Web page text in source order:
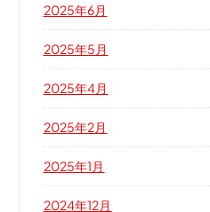
2025年6月
2025年5月
2025年4月
2025年2月
2025年1月
2024年12月